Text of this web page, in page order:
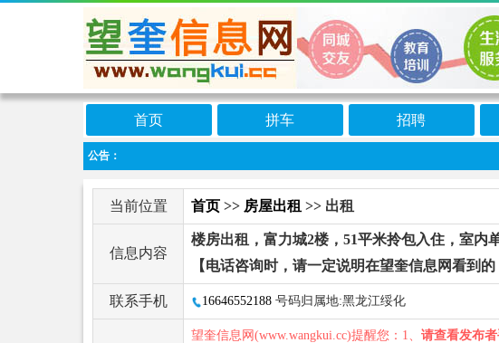
首页 拼车 招聘
公告：
当前位置 首页 >> 房屋出租 >> 出租
信息内容
楼房出租，富力城2楼，51平米拎包入住，室内
【电话咨询时，请一定说明在望奎信息网看到的
联系手机 16646552188 号码归属地:黑龙江绥化
望奎信息网(www.wangkui.cc)提醒您：1、 请查看发布